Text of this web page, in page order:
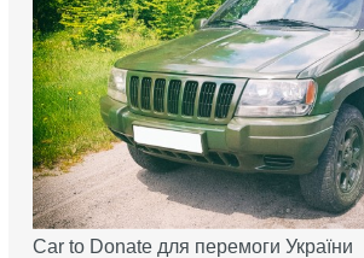
Car to Donate для перемоги України